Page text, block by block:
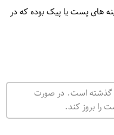
های پست یا پیک بوده که در
گذشته است. در صورت
را بروز کند.